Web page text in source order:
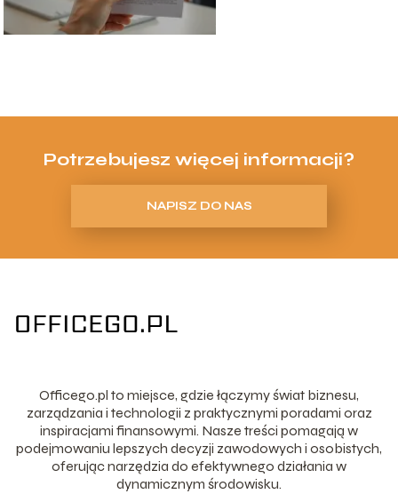
Potrzebujesz więcej informacji?
NAPISZ DO NAS
Officego.pl to miejsce, gdzie łączymy świat biznesu,
zarządzania i technologii z praktycznymi poradami oraz
inspiracjami finansowymi. Nasze treści pomagają w
podejmowaniu lepszych decyzji zawodowych i osobistych,
oferując narzędzia do efektywnego działania w
dynamicznym środowisku.